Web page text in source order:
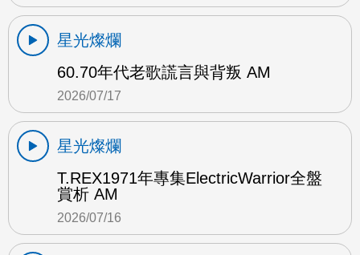
星光燦爛
60.70年代老歌謊言與背叛 AM
2026/07/17
星光燦爛
T.REX1971年專集ElectricWarrior全盤
賞析 AM
2026/07/16